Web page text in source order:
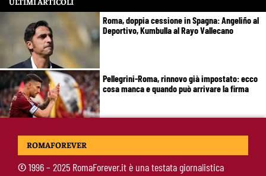
Roma, doppia cessione in Spagna: Angeliño al
Deportivo, Kumbulla al Rayo Vallecano
Pellegrini-Roma, rinnovo già impostato: ecco
cosa manca e quando può arrivare la firma
Mercato Roma, manca un solo colpo: Gasperini
ROMAFOREVER
©1996 – 2025 RomaForever.it è una testata giornalistica